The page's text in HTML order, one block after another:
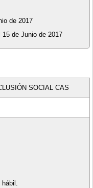
de 2017
15 de Junio de 2017
SOCIAL CAS
hábil.